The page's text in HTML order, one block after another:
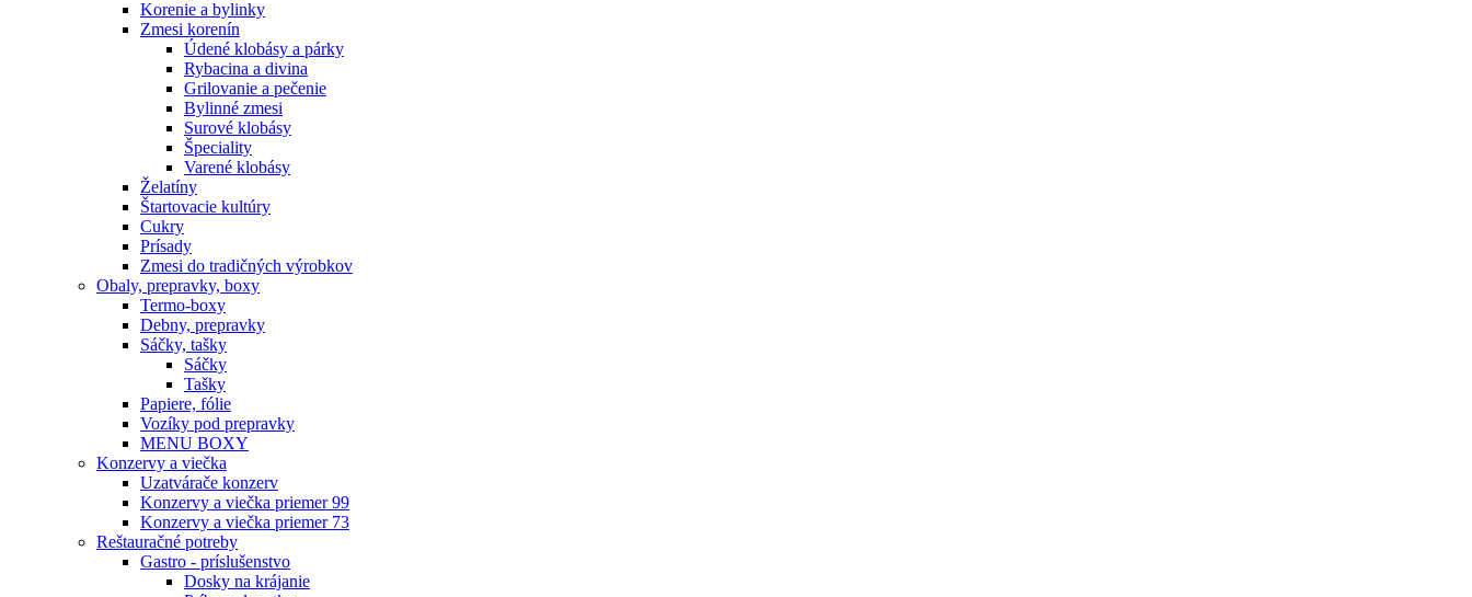
Korenie a bylinky
Zmesi korenín
Údené klobásy a párky
Rybacina a divina
Grilovanie a pečenie
Bylinné zmesi
Surové klobásy
Špeciality
Varené klobásy
Želatíny
Štartovacie kultúry
Cukry
Prísady
Zmesi do tradičných výrobkov
Obaly, prepravky, boxy
Termo-boxy
Debny, prepravky
Sáčky, tašky
Sáčky
Tašky
Papiere, fólie
Vozíky pod prepravky
MENU BOXY
Konzervy a viečka
Uzatvárače konzerv
Konzervy a viečka priemer 99
Konzervy a viečka priemer 73
Reštauračné potreby
Gastro - príslušenstvo
Dosky na krájanie